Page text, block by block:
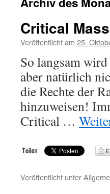
Critical
Veröffentlicht am 25.
So langsam
aber natürlich
die Rechte der
hinzuweisen!
Critical …
Veröffentlicht unter